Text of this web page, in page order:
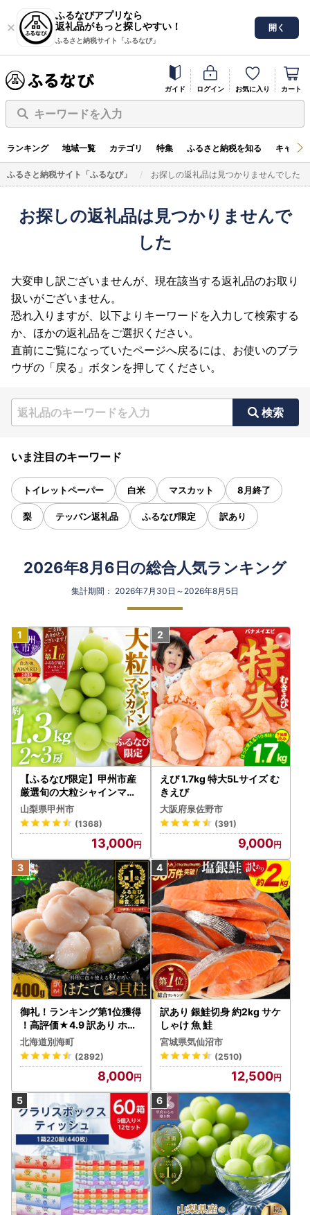
ふるなびアプリなら
返礼品がもっと探しやすい！
ふるさと納税サイト「ふるなび」
開く
ガイド ログイン お気に入り カート
キーワードを入力
ランキング 地域一覧 カテゴリ 特集 ふるさと納税を知る キャン
ふるさと納税サイト「ふるなび」 お探しの返礼品は見つかりませんでした
お探しの返礼品は見つかりませんで
した
大変申し訳ございませんが、現在該当する返礼品のお取り
扱いがございません。
恐れ入りますが、以下よりキーワードを入力して検索する
か、ほかの返礼品をご選択ください。
直前にご覧になっていたページへ戻るには、お使いのブラ
ウザの「戻る」ボタンを押してください。
検索
いま注目のキーワード
トイレットペーパー 白米 マスカット 8月終了
梨 テッパン返礼品 ふるなび限定 訳あり
2026年8月6日の総合人気ランキング
集計期間： 2026年7月30日～2026年8月5日
【ふるなび限定】甲州市産
厳選旬の大粒シャインマス
カット 約1.3kg 2～3房【2
026年発送】（MG）B12-
472 FN-Limited-VO シャ
インマスカット フルーツ
山梨県甲州市
(1368)
13,000
えび 1.7kg 特大5Lサイズ む
きえび
大阪府泉佐野市
(391)
9,000
御礼！ランキング第1位獲得
！高評価★4.9 訳あり ホタ
テ 400g（ほたて 帆立 貝柱
冷凍 ）
北海道別海町
(2892)
8,000
訳あり 銀鮭切身 約2kg サケ
しゃけ 魚 鮭
宮城県気仙沼市
(2510)
12,500